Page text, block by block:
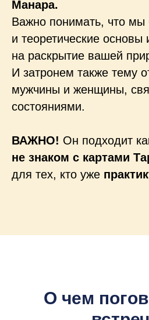
Манара.
Важно понимать, что мы
и теоретические основы
на раскрытие вашей
И затронем также тему
мужчины и женщины,
состояниями.
ВАЖНО! Он подходит
не знаком с картами
для тех, кто уже
О чем